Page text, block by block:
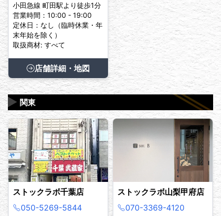
小田急線 町田駅より徒歩1分
営業時間：10:00 - 19:00
定休日：なし（臨時休業・年
末年始を除く）
取扱商材: すべて
店舗詳細・地図
関東
▶
ストックラボ千葉店
050-5269-5844
ストックラボ山梨甲府店
070-3369-4120